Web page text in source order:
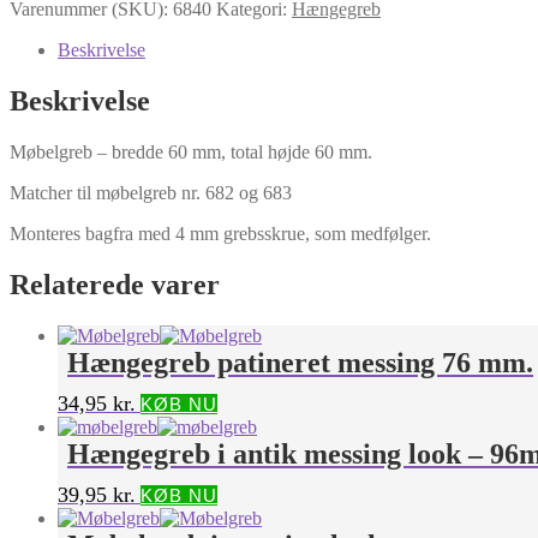
Varenummer (SKU): 6840 Kategori: Hængegreb
Beskrivelse
Beskrivelse
Møbelgreb – bredde 60 mm, total højde 60 mm.
Matcher til møbelgreb nr. 682 og 683
Monteres bagfra med 4 mm grebsskrue, som medfølger.
Relaterede varer
Hængegreb patineret messing 76 mm.
34,95 kr. KØB NU
Hængegreb i antik messing look –
39,95 kr. KØB NU